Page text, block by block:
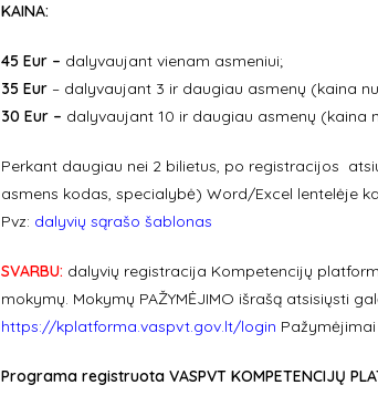
KAINA:
45 Eur – dalyvaujant vienam asmeniui;
35 Eur– dalyvaujant 3 ir daugiau asmenų (kaina
30 Eur – dalyvaujant 10 ir daugiau asmenų (kaina
Perkant daugiau nei 2 bilietus, po registracijos
asmens kodas, specialybė) Word/Excel lentelėje
Pvz: dalyvių sąrašo šablonas
SVARBU: dalyvių registracija Kompetencijų
mokymų. Mokymų PAŽYMĖJIMO išrašą atsisiųsti
https://kplatforma.vaspvt.gov.lt/login
Programa registruota VASPVT KOMPETENCIJŲ